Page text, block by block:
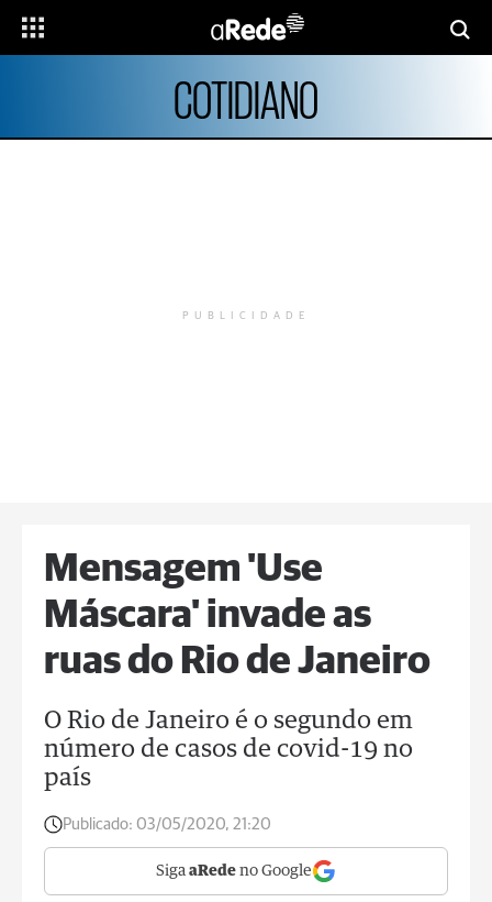
COTIDIANO
PUBLICIDADE
Mensagem 'Use
Máscara' invade as
ruas do Rio de Janeiro
O Rio de Janeiro é o segundo em
número de casos de covid-19 no
país
Publicado: 03/05/2020, 21:20
Siga aRede no Google